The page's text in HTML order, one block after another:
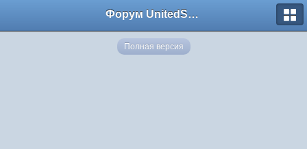
Форум UnitedSouth
Полная версия